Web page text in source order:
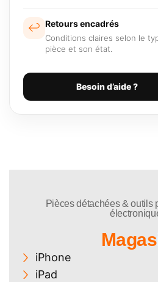
↩️ Retours encadrés
Conditions claires selon le
pièce et son état.
Besoin d’aide ?
Pièces détachées & outils
iPhone
iPad